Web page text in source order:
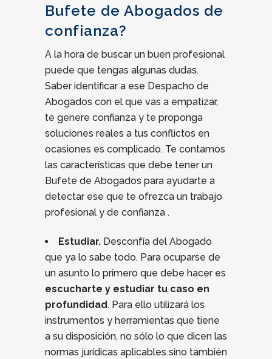
Bufete de Abogados de
confianza?
A la hora de buscar un buen profesional
puede que tengas algunas dudas.
Saber identificar a ese Despacho de
Abogados con el que vas a empatizar,
te genere confianza y te proponga
soluciones reales a tus conflictos en
ocasiones es complicado. Te contamos
las características que debe tener un
Bufete de Abogados para ayudarte a
detectar ese que te ofrezca un trabajo
profesional y de confianza .
Estudiar. Desconfía del Abogado
que ya lo sabe todo. Para ocuparse de
un asunto lo primero que debe hacer es
escucharte y estudiar tu caso en
profundidad. Para ello utilizará los
instrumentos y herramientas que tiene
a su disposición, no sólo lo que dicen las
normas jurídicas aplicables sino también